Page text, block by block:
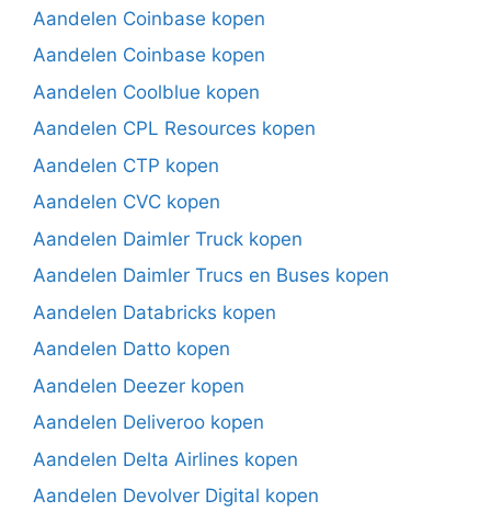
Aandelen Coinbase kopen
Aandelen Coinbase kopen
Aandelen Coolblue kopen
Aandelen CPL Resources kopen
Aandelen CTP kopen
Aandelen CVC kopen
Aandelen Daimler Truck kopen
Aandelen Daimler Trucs en Buses kopen
Aandelen Databricks kopen
Aandelen Datto kopen
Aandelen Deezer kopen
Aandelen Deliveroo kopen
Aandelen Delta Airlines kopen
Aandelen Devolver Digital kopen